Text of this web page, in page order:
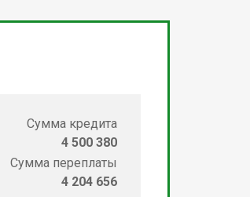
Сумма кредита
4 500 380
Сумма переплаты
4 204 656